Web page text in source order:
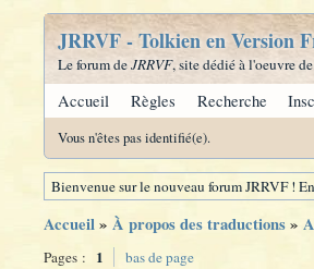
JRRVF - Tolkien en Version
Le forum deJRRVF, site dédié à l'oeuvre
Accueil Règles Recherche
Vous n'êtes pas identifié(e).
Bienvenue sur le nouveau forum JRRVF !
Accueil» À propos des traductions»
Pages : 1 bas de page